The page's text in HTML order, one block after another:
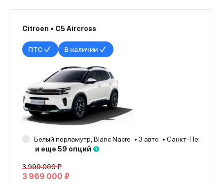
Citroen • C5 Aircross
ПТС В наличии
Белый перламутр, Blanc Nacre 3 авто
Санкт-
и еще 59 опций
3 999 000 ₽
3 969 000 ₽